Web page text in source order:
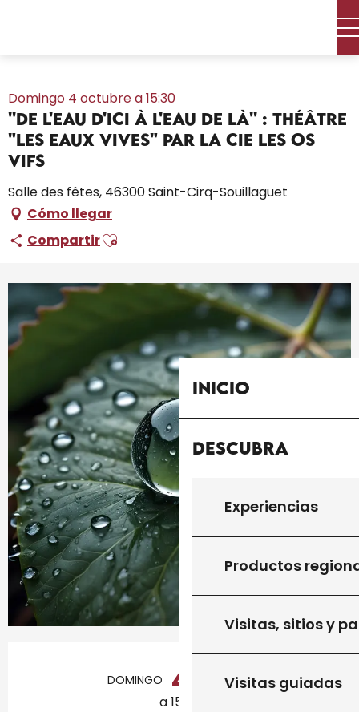
Inicio
Descubra
Experiencias
Productos
Visitas, sitios y
Visitas guiadas
''De l'eau d'ici à l'eau de là'' : théâtre "Les Eaux vives" par la Cie
Domingo 4 octubre a 15:30
''De l'eau d'ici à l'eau de là'' : théâtre
"Les Eaux vives" par la Cie Les Os
Vifs
Salle des fêtes, 46300 Saint-Cirq-Souillaguet
Cómo llegar
CompartirAjouter aux favoris
Horarios y datos de contacto
DOMINGO 4 OCTUBRE
a 15:30